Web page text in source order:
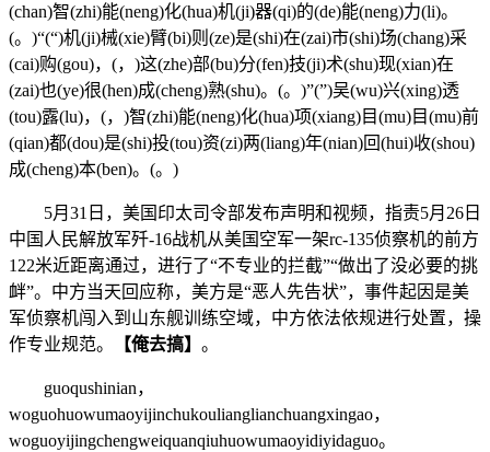
(chan)智(zhi)能(neng)化(hua)机(ji)器(qi)的(de)能(neng)力(li)。
(。)“(“)机(ji)械(xie)臂(bi)则(ze)是(shi)在(zai)市(shi)场(chang)采
(cai)购(gou)，(，)这(zhe)部(bu)分(fen)技(ji)术(shu)现(xian)在
(zai)也(ye)很(hen)成(cheng)熟(shu)。(。)”(”)吴(wu)兴(xing)透
(tou)露(lu)，(，)智(zhi)能(neng)化(hua)项(xiang)目(mu)目(mu)前
(qian)都(dou)是(shi)投(tou)资(zi)两(liang)年(nian)回(hui)收(shou)
成(cheng)本(ben)。(。)
5月31日，美国印太司令部发布声明和视频，指责5月26日
中国人民解放军歼-16战机从美国空军一架rc-135侦察机的前方
122米近距离通过，进行了“不专业的拦截”“做出了没必要的挑
衅”。中方当天回应称，美方是“恶人先告状”，事件起因是美
军侦察机闯入到山东舰训练空域，中方依法依规进行处置，操
作专业规范。
【俺去搞】 。
guoqushinian，
woguohuowumaoyijinchukoulianglianchuangxingao，
woguoyijingchengweiquanqiuhuowumaoyidiyidaguo。